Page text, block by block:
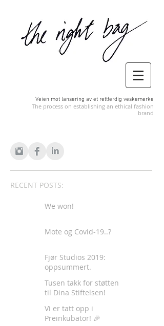
Veien mot lansering av et rettferdig veskemerke
The process on establishing an ethical fashion
brand
RECENT POSTS:
We won!
Mote og Covid-19..?
Fjør Studios 2019:
oppsummert.
Tusen takk for støtten
til Dina Stiftelsen!
Vi er tatt opp i
Preinkubator! 🎉